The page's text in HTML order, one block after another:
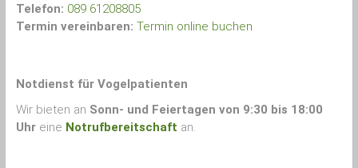
Telefon: 089 61208805
Termin vereinbaren: Termin online buchen
Notdienst für Vogelpatienten
Wir bieten an Sonn- und Feiertagen von 9:30 bis 18:00
Uhr eine Notrufbereitschaft an.